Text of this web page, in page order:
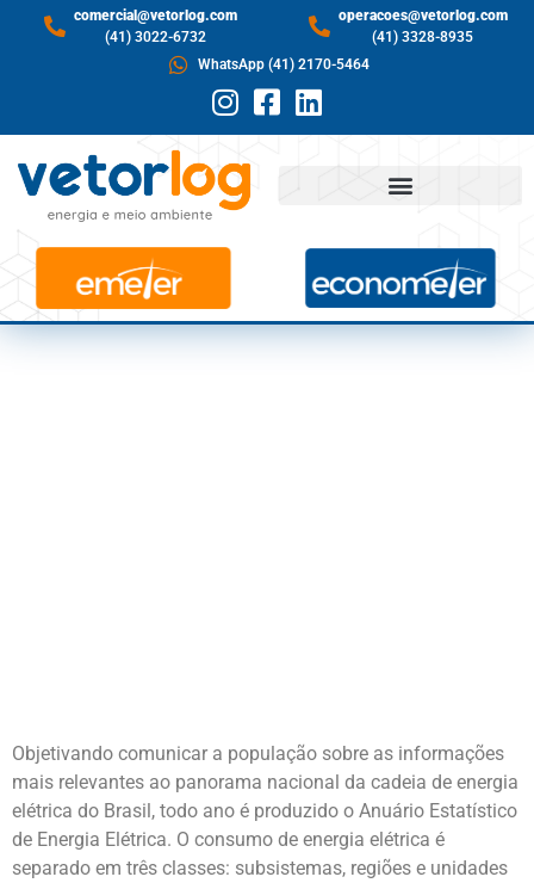
comercial@vetorlog.com
(41) 3022-6732
operacoes@vetorlog.com
(41) 3328-8935
WhatsApp (41) 2170-5464
Objetivando comunicar a população sobre as informações
mais relevantes ao panorama nacional da cadeia de energia
elétrica do Brasil, todo ano é produzido o Anuário Estatístico
de Energia Elétrica. O consumo de energia elétrica é
separado em três classes: subsistemas, regiões e unidades